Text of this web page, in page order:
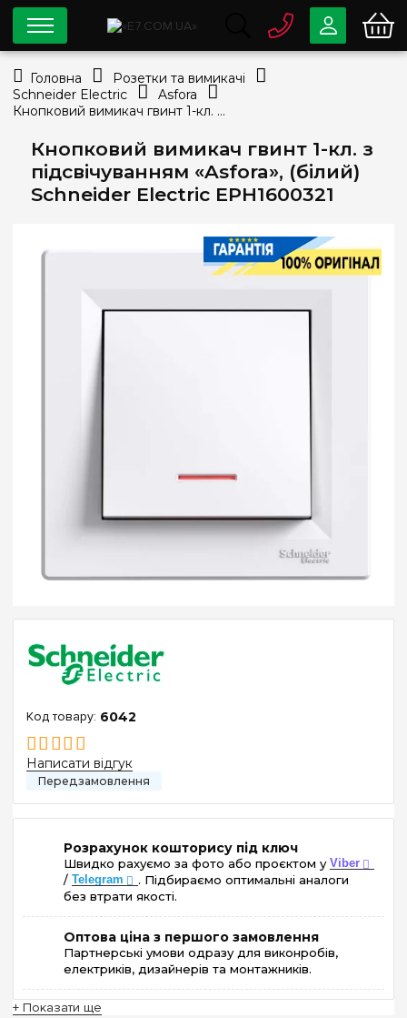
Кнопковий вимикач гвинт 1-кл. з
підсвічуванням «Asfora», (білий)
Schneider Electric EPH1600321
6042
Написати відгук
Розрахунок кошторису під ключ
Швидко рахуємо за фото або проєктом у Viber
/ Telegram
. Підбираємо оптимальні аналоги
без втрати якості.
Оптова ціна з першого замовлення
Партнерські умови одразу для виконробів,
електриків, дизайнерів та монтажників.
+ Показати ще
0 80033-63-07
info@e7.com.ua
Viber Telegram
Головна
Розетки та вимикачі
Schneider Electric
Asfora
Кнопковий вимикач гвинт 1-кл. з підсвічуванням «Asfora», (білий) Schneider Electric EPH1600321